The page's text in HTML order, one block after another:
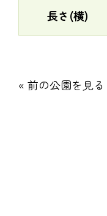
長さ(横)
« 前の公園を見る